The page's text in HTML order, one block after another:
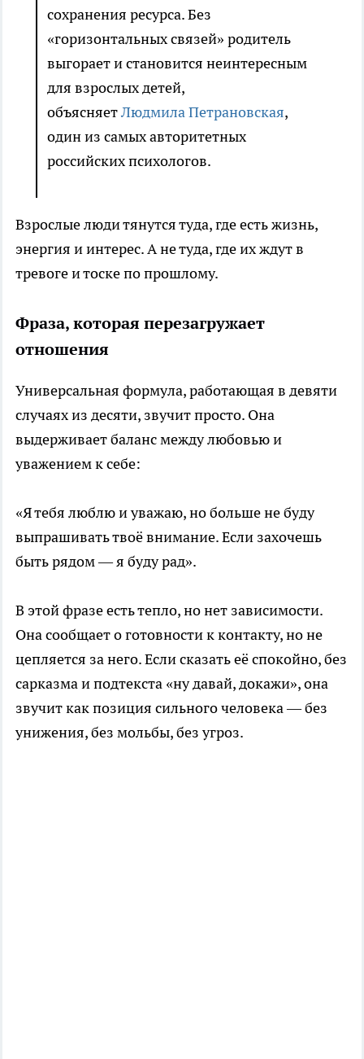
сохранения ресурса. Без
«горизонтальных связей» родитель
выгорает и становится неинтересным
для взрослых детей,
объясняетЛюдмила Петрановская,
один из самых авторитетных
российских психологов.
Взрослые люди тянутся туда, где есть жизнь,
энергия и интерес. А не туда, где их ждут в
тревоге и тоске по прошлому.
Фраза, которая перезагружает
отношения
Универсальная формула, работающая в девяти
случаях из десяти, звучит просто. Она
выдерживает баланс между любовью и
уважением к себе:
«Я тебя люблю и уважаю, но больше не буду
выпрашивать твоё внимание. Если захочешь
быть рядом — я буду рад».
В этой фразе есть тепло, но нет зависимости.
Она сообщает о готовности к контакту, но не
цепляется за него. Если сказать её спокойно, без
сарказма и подтекста «ну давай, докажи», она
звучит как позиция сильного человека — без
унижения, без мольбы, без угроз.